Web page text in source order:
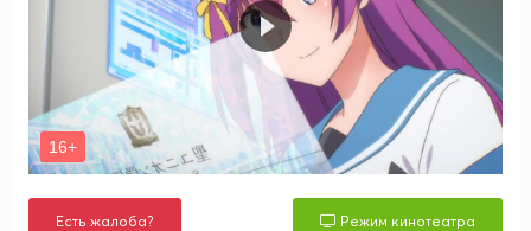
Есть жалоба?
Режим кинотеатра